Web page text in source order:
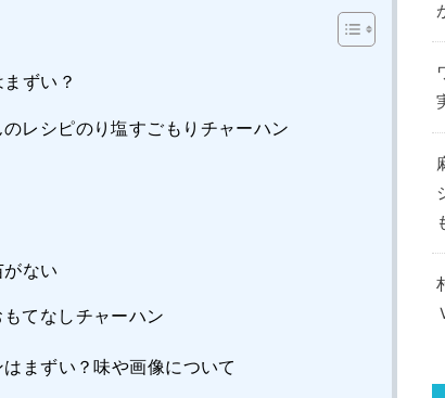
ずい？
レシピのり塩すごもりチャーハン
ない
てなしチャーハン
まずい？味や画像について